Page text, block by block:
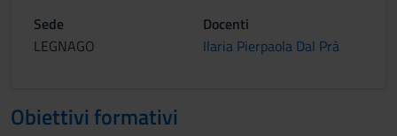
Sede
LEGNAGO
Docenti
Ilaria Pierpaola Dal Prà
Obiettivi formativi